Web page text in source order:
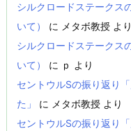
シルクロードステークス
いて）
に メタボ教授 より
シルクロードステークス
いて）
に ｐ より
セントウルSの振り返り
た」
に メタボ教授 より
セントウルSの振り返り